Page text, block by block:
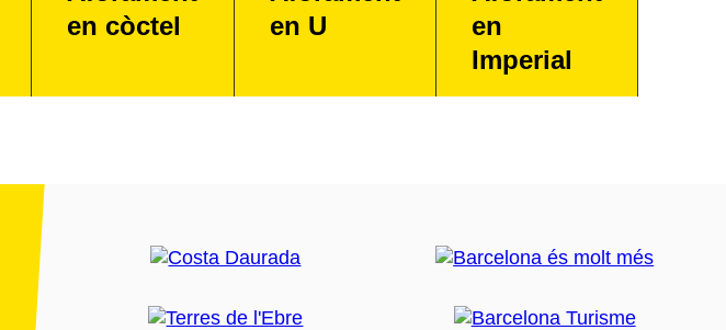
en còctel
en U
en
Imperial